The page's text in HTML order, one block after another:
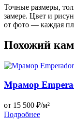
Точные размеры,
замере. Цвет и
от фото — каждая
Похожий
Мрамор
от 15 500 ₽/м²
Подробнее